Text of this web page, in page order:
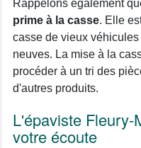
Rappelons également
prime à la casse. Elle
casse de vieux
neuves. La mise à la
procéder à un tri des
d'autres produits.
L'épaviste Fleury-
votre écoute